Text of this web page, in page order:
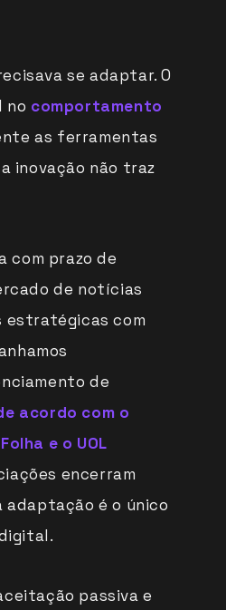
se adaptar. O
no comportamento
as ferramentas
inovação não traz
com prazo de
de notícias
estratégicas com
de
acordo com o
Folha e o UOL
encerram
é o único
passiva e